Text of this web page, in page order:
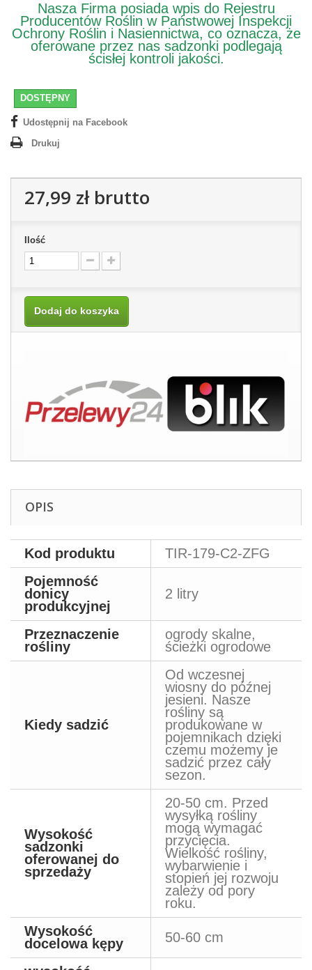
Nasza Firma posiada wpis do Rejestru
Producentów Roślin w Państwowej Inspekcji
Ochrony Roślin i Nasiennictwa, co oznacza, że
oferowane przez nas sadzonki podlegają
ścisłej kontroli jakości.
DOSTĘPNY
Udostępnij na Facebook
Drukuj
27,99 złbrutto
Ilość
Dodaj do koszyka
OPIS
Kod produktu
TIR-179-C2-ZFG
Pojemność
donicy
produkcyjnej
2 litry
Przeznaczenie
rośliny
ogrody skalne,
ścieżki ogrodowe
Kiedy sadzić
Od wczesnej
wiosny do późnej
jesieni. Nasze
rośliny są
produkowane w
pojemnikach dzięki
czemu możemy je
sadzić przez cały
sezon.
Wysokość
sadzonki
oferowanej do
sprzedaży
20-50 cm. Przed
wysyłką rośliny
mogą wymagać
przycięcia.
Wielkość rośliny,
wybarwienie i
stopień jej rozwoju
zależy od pory
roku.
Wysokość
docelowa kępy
50-60 cm